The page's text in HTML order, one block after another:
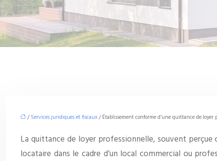
/Services juridiques et fiscaux/ Établissement conforme d’une quittance de loyer
La quittance de loyer professionnelle, souvent
locataire dans le cadre d’un local commercial ou